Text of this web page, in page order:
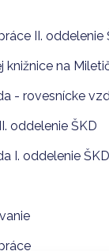
II. oddelenie
knižnice na
- rovesnícke
oddelenie ŠKD
I. oddelenie ŠKD